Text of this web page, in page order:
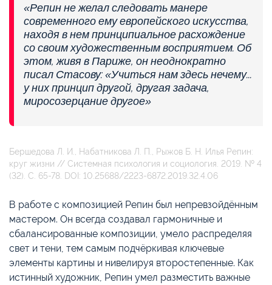
«Репин не желал следовать манере
современного ему европейского искусства,
находя в нем принципиальное расхождение
со своим художественным восприятием. Об
этом, живя в Париже, он неоднократно
писал Стасову: «Учиться нам здесь нечему...
у них принцип другой, другая задача,
миросозерцание другое»
Бершедова Л. И., Набатникова Л. П., Рыжов Б. Н. Илья Репин:
круг жизни // Системная психология и социология. 2019. № 4
(32). С. 65-78. DOI: 10.25688/2223-6872.2019.32.4.06
В работе с композицией Репин был непревзойдённым
мастером. Он всегда создавал гармоничные и
сбалансированные композиции, умело распределяя
свет и тени, тем самым подчёркивая ключевые
элементы картины и нивелируя второстепенные. Как
истинный художник, Репин умел разместить важные